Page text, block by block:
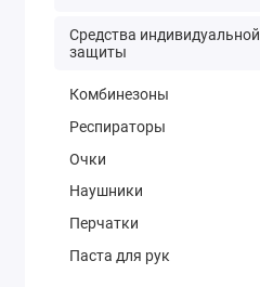
Средства индивидуальной
защиты
Комбинезоны
Респираторы
Очки
Наушники
Перчатки
Паста для рук